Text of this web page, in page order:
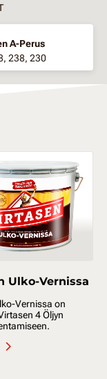
A-Perus
238, 230
Ulko-Vernissa
Vernissa on
4 Öljyn